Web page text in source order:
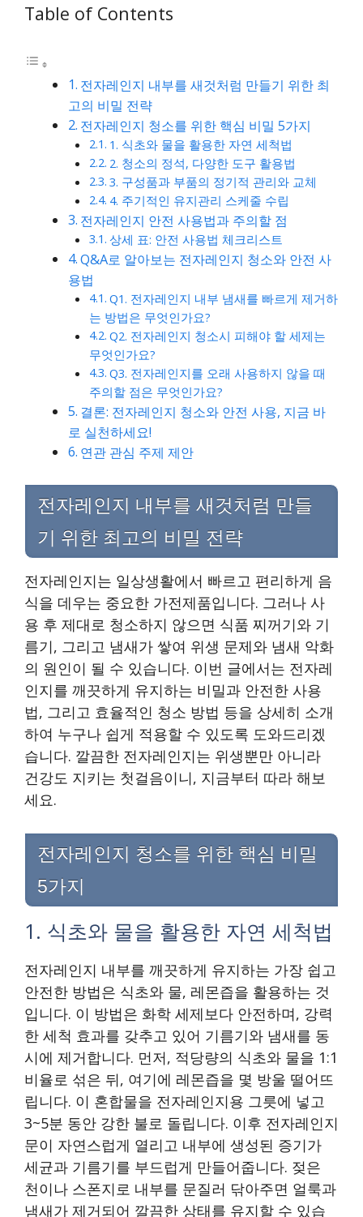
Table of Contents
전자레인지 내부를 새것처럼 만들기 위한 최
고의 비밀 전략
전자레인지 청소를 위한 핵심 비밀 5가지
1. 식초와 물을 활용한 자연 세척법
2. 청소의 정석, 다양한 도구 활용법
3. 구성품과 부품의 정기적 관리와 교체
4. 주기적인 유지관리 스케줄 수립
전자레인지 안전 사용법과 주의할 점
상세 표: 안전 사용법 체크리스트
Q&A로 알아보는 전자레인지 청소와 안전 사
용법
Q1. 전자레인지 내부 냄새를 빠르게 제거하
는 방법은 무엇인가요?
Q2. 전자레인지 청소시 피해야 할 세제는
무엇인가요?
Q3. 전자레인지를 오래 사용하지 않을 때
주의할 점은 무엇인가요?
결론: 전자레인지 청소와 안전 사용, 지금 바
로 실천하세요!
연관 관심 주제 제안
전자레인지 내부를 새것처럼 만들
기 위한 최고의 비밀 전략
전자레인지는 일상생활에서 빠르고 편리하게 음
식을 데우는 중요한 가전제품입니다. 그러나 사
용 후 제대로 청소하지 않으면 식품 찌꺼기와 기
름기, 그리고 냄새가 쌓여 위생 문제와 냄새 악화
의 원인이 될 수 있습니다. 이번 글에서는 전자레
인지를 깨끗하게 유지하는 비밀과 안전한 사용
법, 그리고 효율적인 청소 방법 등을 상세히 소개
하여 누구나 쉽게 적용할 수 있도록 도와드리겠
습니다. 깔끔한 전자레인지는 위생뿐만 아니라
건강도 지키는 첫걸음이니, 지금부터 따라 해보
세요.
전자레인지 청소를 위한 핵심 비밀
5가지
1. 식초와 물을 활용한 자연 세척법
전자레인지 내부를 깨끗하게 유지하는 가장 쉽고
안전한 방법은 식초와 물, 레몬즙을 활용하는 것
입니다. 이 방법은 화학 세제보다 안전하며, 강력
한 세척 효과를 갖추고 있어 기름기와 냄새를 동
시에 제거합니다. 먼저, 적당량의 식초와 물을 1:1
비율로 섞은 뒤, 여기에 레몬즙을 몇 방울 떨어뜨
립니다. 이 혼합물을 전자레인지용 그릇에 넣고
3~5분 동안 강한 불로 돌립니다. 이후 전자레인지
문이 자연스럽게 열리고 내부에 생성된 증기가
세균과 기름기를 부드럽게 만들어줍니다. 젖은
천이나 스폰지로 내부를 문질러 닦아주면 얼룩과
냄새가 제거되어 깔끔한 상태를 유지할 수 있습